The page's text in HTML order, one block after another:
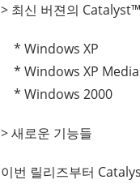
> 최신 버젼의
* Windows XP
* Windows XP
* Windows 2000
> 새로운 기능들
이번 릴리즈부터